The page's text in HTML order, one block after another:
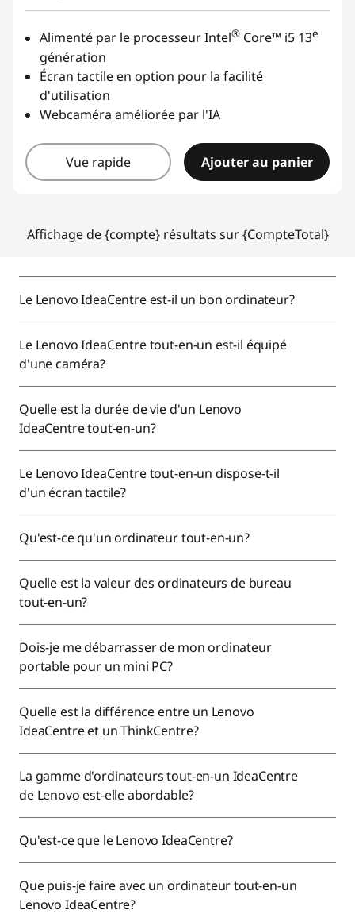
Alimenté par le processeur Intel® Core™ i5 13e
génération
Écran tactile en option pour la facilité
d'utilisation
Webcaméra améliorée par l'IA
Vue rapide Ajouter au panier
Affichage de {compte} résultats sur {CompteTotal}
Le Lenovo IdeaCentre est-il un bon ordinateur?
Le Lenovo IdeaCentre tout-en-un est-il équipé
d'une caméra?
Quelle est la durée de vie d'un Lenovo
IdeaCentre tout-en-un?
Le Lenovo IdeaCentre tout-en-un dispose-t-il
d'un écran tactile?
Qu'est-ce qu'un ordinateur tout-en-un?
Quelle est la valeur des ordinateurs de bureau
tout-en-un?
Dois-je me débarrasser de mon ordinateur
portable pour un mini PC?
Quelle est la différence entre un Lenovo
IdeaCentre et un ThinkCentre?
La gamme d'ordinateurs tout-en-un IdeaCentre
de Lenovo est-elle abordable?
Qu'est-ce que le Lenovo IdeaCentre?
Que puis-je faire avec un ordinateur tout-en-un
Lenovo IdeaCentre?